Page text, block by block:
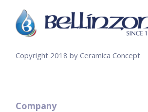
Copyright 2018 by Ceramica Concept
Company